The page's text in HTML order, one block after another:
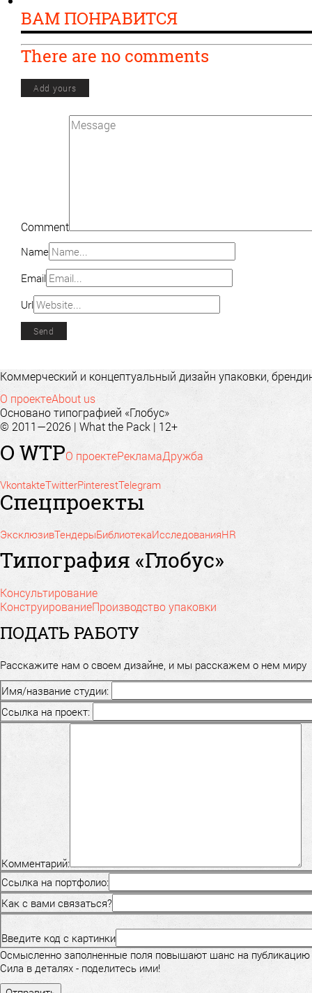
ВАМ ПОНРАВИТСЯ
There are no comments
Add yours
Comment
Name
Email
Url
Коммерческий и концептуальный дизайн упаковки,
О проектеAbout us
Основано типографией «Глобус»
© 2011—2026 | What the Pack | 12+
О WTPО проектеРекламаДружба
VkontakteTwitterPinterestTelegram
Спецпроекты
ЭксклюзивТендерыБиблиотекаИсследованияHR
Типография «Глобус»
Консультирование
КонструированиеПроизводство упаковки
ПОДАТЬ РАБОТУ
Расскажите нам о своем дизайне, и мы расскажем о нем миру
Имя/название студии:
Ссылка на проект:
Комментарий:
Ссылка на портфолио:
Как с вами связаться?
Введите код с картинки
Осмысленно заполненные поля повышают шанс на публикацию
Сила в деталях - поделитесь ими!